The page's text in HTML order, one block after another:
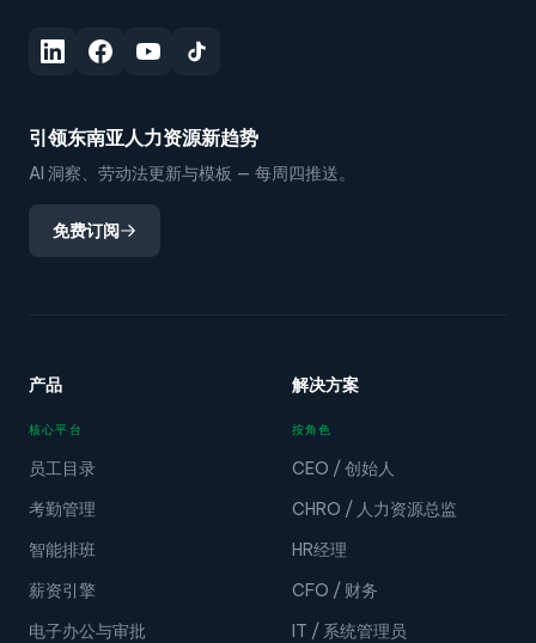
引领东南亚人力资源新趋势
AI 洞察、劳动法更新与模板 — 每周四推送。
免费订阅
产品
核心平台
员工目录
考勤管理
智能排班
薪资引擎
电子办公与审批
解决方案
按角色
CEO / 创始人
CHRO / 人力资源总监
HR经理
CFO / 财务
IT / 系统管理员